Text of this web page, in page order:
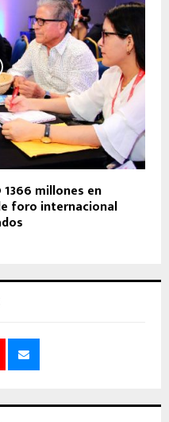
1366 millones en
foro internacional